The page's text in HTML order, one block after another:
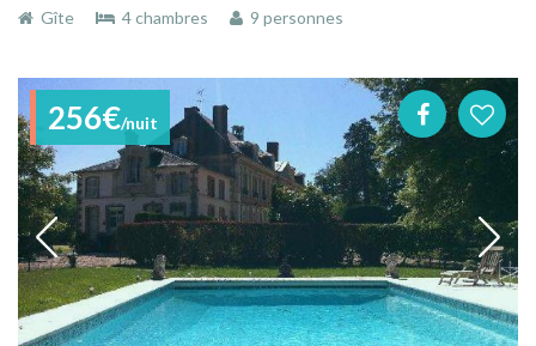
Gîte
4 chambres 9 personnes
256€/nuit